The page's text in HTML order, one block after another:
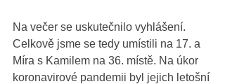
Na večer se uskutečnilo vyhlášení.
Celkově jsme se tedy umístili na 17. a
Míra s Kamilem na 36. místě. Na úkor
koronavirové pandemii byl jejich letošní